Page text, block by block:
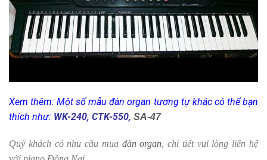
Xem thêm: Một số mẫu đàn organ tương tự khác có thể bạn
thích như: WK-240, CTK-550, SA-47
Quý khách có nhu cầu mua đàn organ , chi tiết vui lòng liên hệ